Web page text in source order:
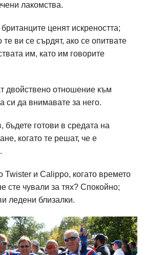
лакомства.
ценят искреността;
те ви се сърдят, ако се опитвате
им, като им говорите
двойствено отношение към
си да внимавате за него.
бъдете готови в средата на
когато те решат, че е
Twister и Calippo, когато времето
сте чували за тях? Спокойно;
ледени близалки.